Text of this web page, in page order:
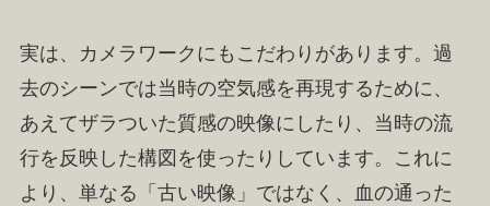
実は、カメラワークにもこだわりがあります。過
去のシーンでは当時の空気感を再現するために、
あえてザラついた質感の映像にしたり、当時の流
行を反映した構図を使ったりしています。これに
より、単なる「古い映像」ではなく、血の通った